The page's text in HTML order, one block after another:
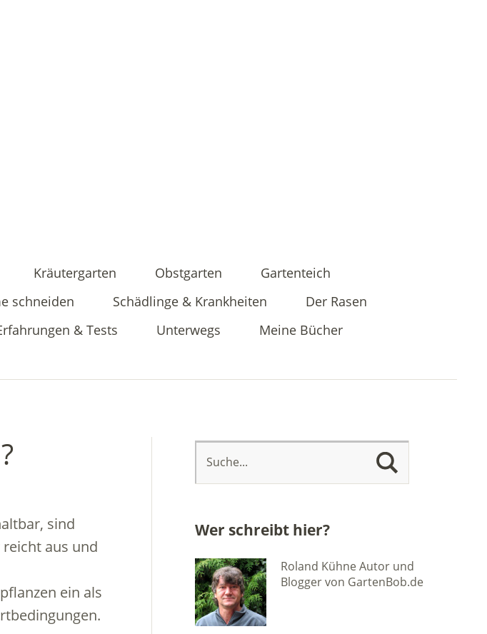
Kräutergarten Obstgarten
Gartenteich
schneiden Schädlinge & Krankheiten
Der Rasen
& Tests Unterwegs Meine Bücher
sind
aus und
ein als
Wer schreibt hier?
Roland Kühne Autor und
Blogger von GartenBob.de